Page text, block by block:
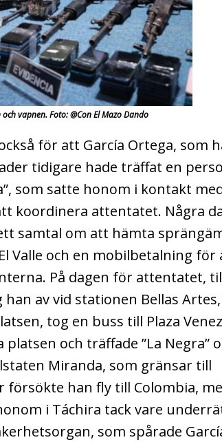
vapnen. Foto: @Con El Mazo Dando
för att García Ortega, som
tidigare hade träffat en
som satte honom i kontakt med
koordinera attentatet. Några
samtal om att hämta
Valle och en mobilbetalning för
På dagen för attentatet,
av vid stationen Bellas
tog en buss till Plaza
och träffade ”La Negra”
Miranda, som gränsar till
försökte han fly till Colombia,
i Táchira tack vare
som spårade